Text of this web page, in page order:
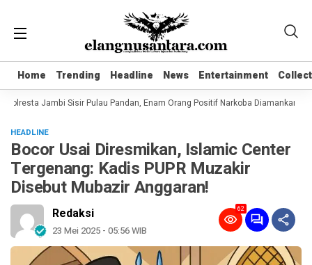
Home Trending Headline News Entertainment
Home Trending Headline News Entertainment
Jambi Sisir Pulau Pandan, Enam Orang Positif Narkoba Diamankan
HEADLINE
Bocor Usai Diresmikan, Islamic Center
Tergenang: Kadis PUPR Muzakir
Disebut Mubazir Anggaran!
Redaksi
23 Mei 2025 - 05:56 WIB
62